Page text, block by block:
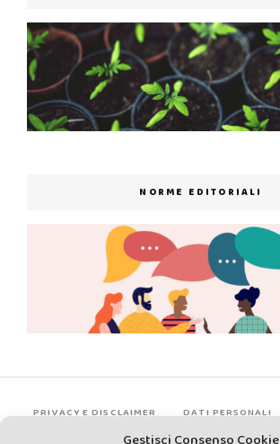
NORME EDITORIALI
PRIVACY E DISCLAIMER DATI PERSONALI